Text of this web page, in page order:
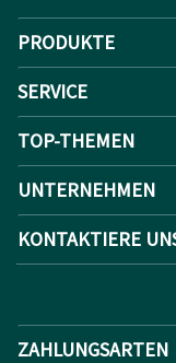
PRODUKTE
SERVICE
TOP-THEMEN
UNTERNEHMEN
KONTAKTIERE
ZAHLUNGSARTEN